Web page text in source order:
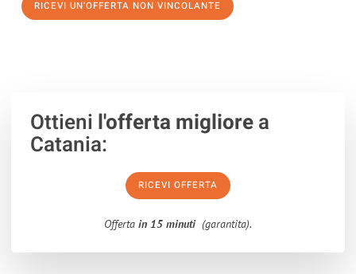
RICEVI UN'OFFERTA NON VINCOLANTE
Ottieni l'offerta migliorea
Catania:
RICEVI OFFERTA
Offerta in 15 minuti (garantita).